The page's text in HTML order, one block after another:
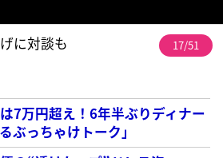
に対談も 17/51
7万円超え！6年半ぶりディナー
ぶっちゃけトーク」